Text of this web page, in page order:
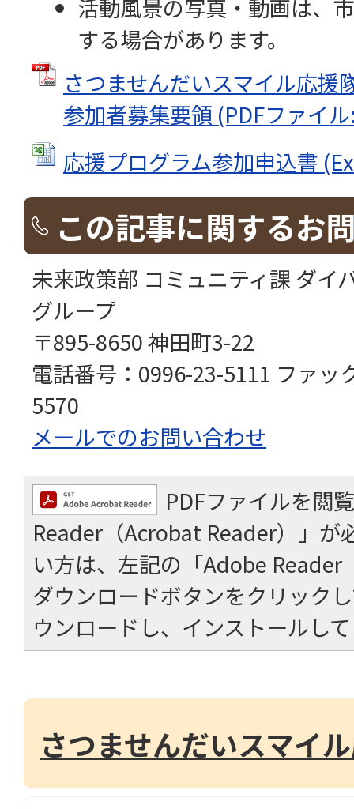
活動風景の写真・動画は、
する場合があります。
さつませんだいスマイル応援
参加者募集要領 (PDFファイ
応援プログラム参加申込書
この記事に関するお
未来政策部 コミュニティ課 ダイ
グループ
〒895-8650 神田町3-22
電話番号：0996-23-5111 ファッ
5570
メールでのお問い合わせ
PDFファイルを閲
Reader（Acrobat Reader）」が
い方は、左記の「Adobe
ダウンロードボタンをクリック
ウンロードし、インストールし
さつませんだいスマイ